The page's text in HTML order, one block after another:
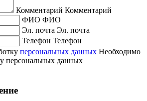
Комментарий Комментарий
ФИО ФИО
Эл. почта Эл. почта
Телефон Телефон
персональных данных Необходимо
персональных данных